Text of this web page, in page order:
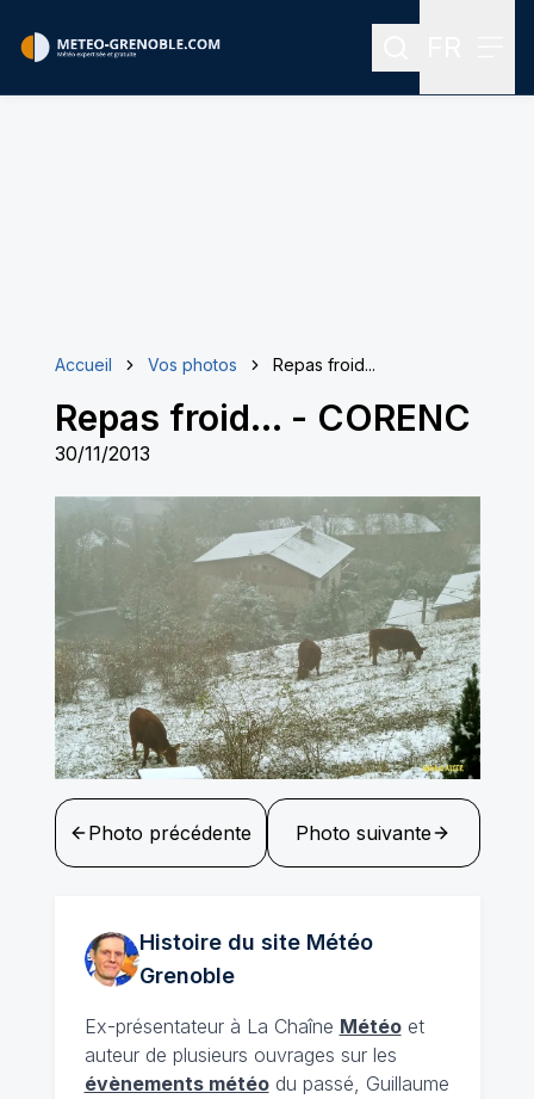
Rechercher
Accueil Vos photos Repas froid...
Repas froid... - CORENC
30/11/2013
Photo précédente Photo suivante
Histoire du site Météo
Grenoble
Ex-présentateur à La Chaîne Météoet
auteur de plusieurs ouvrages sur les
évènements météodu passé, Guillaume